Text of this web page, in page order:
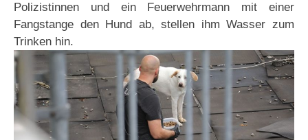
Polizistinnen und ein Feuerwehrmann mit einer
Fangstange den Hund ab, stellen ihm Wasser zum
Trinken hin.